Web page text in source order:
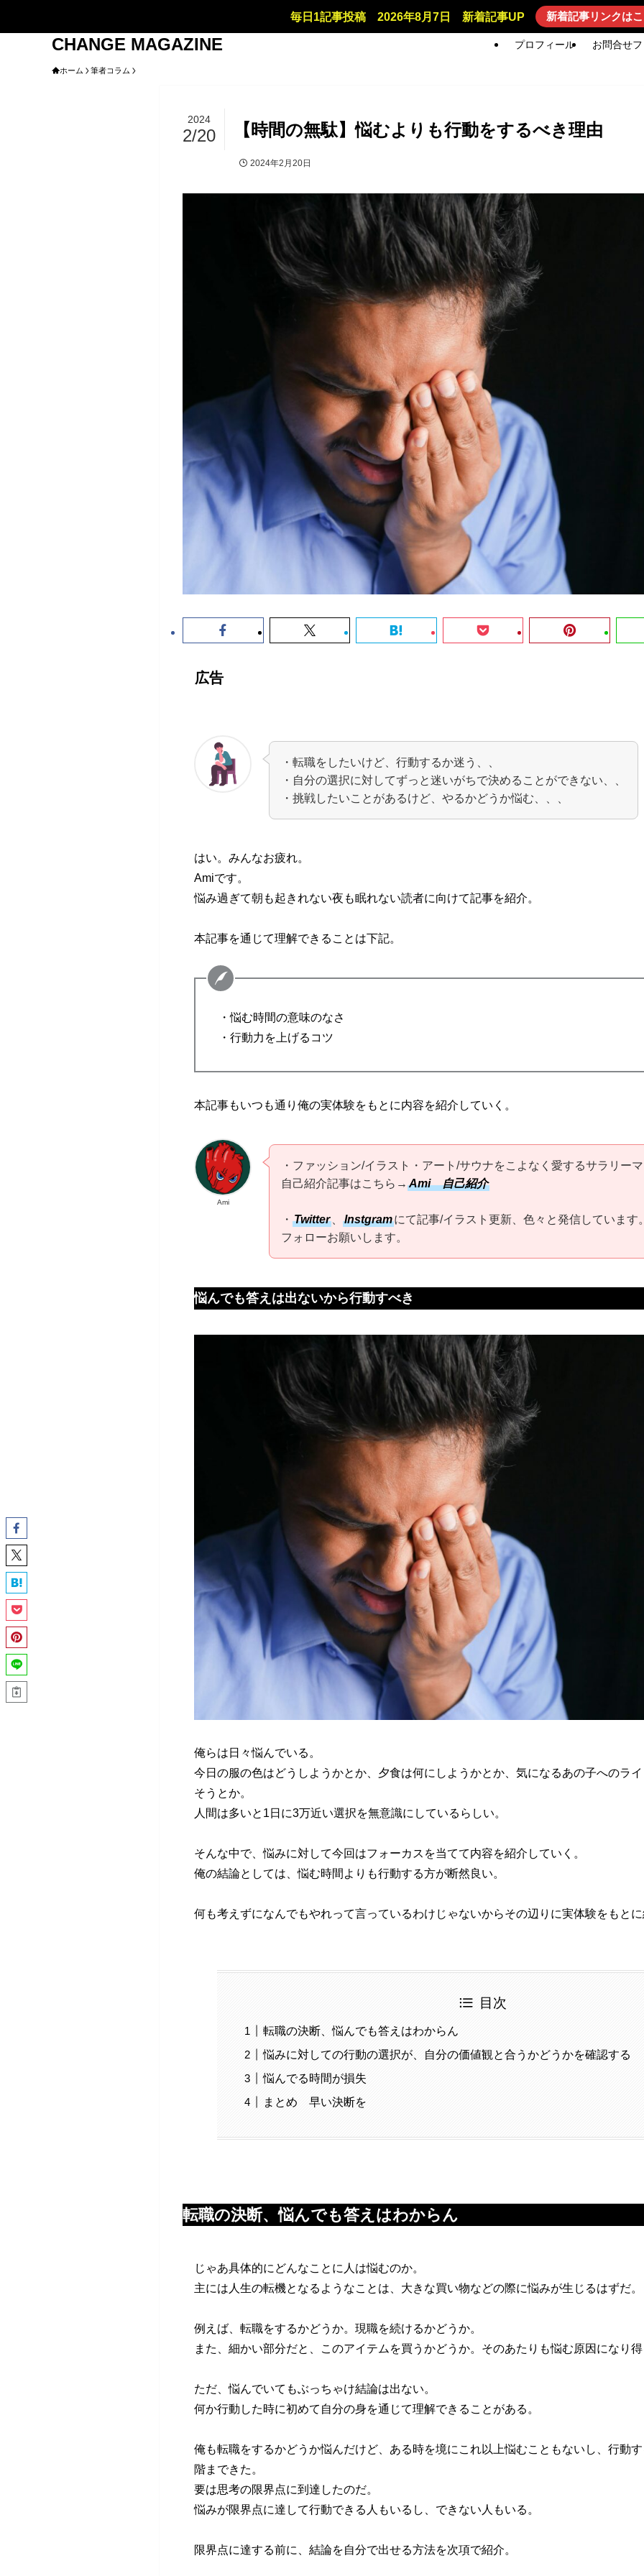
毎日1記事投稿 2026年8月7日 新着記事UP 新着記事リンクは
CHANGE MAGAZINE プロフィール お問合せ
ホーム 筆者コラム
【時間の無駄】悩むよりも行動をするべき理由
2024
2/20
2024年2月20日
広告
・転職をしたいけど、行動するか迷う、、
・自分の選択に対してずっと迷いがちで決めることができない、、
・挑戦したいことがあるけど、やるかどうか悩む、、、
はい。みんなお疲れ。
Amiです。
悩み過ぎて朝も起きれない夜も眠れない読者に向けて記事を紹介。
本記事を通じて理解できることは下記。
・悩む時間の意味のなさ
・行動力を上げるコツ
本記事もいつも通り俺の実体験をもとに内容を紹介していく。
Ami
・ファッション/イラスト・アート/サウナをこよなく愛するサラリー
自己紹介記事はこちら→ Ami 自己紹介
・ Twitter Instgramにて記事/イラスト更新、色々と発信しています
フォローお願いします。
悩んでも答えは出ないから行動すべき
俺らは日々悩んでいる。
今日の服の色はどうしようかとか、夕食は何にしようかとか、気になるあの子へのラ
そうとか。
人間は多いと1日に3万近い選択を無意識にしているらしい。
そんな中で、悩みに対して今回はフォーカスを当てて内容を紹介していく。
俺の結論としては、悩む時間よりも行動する方が断然良い。
何も考えずになんでもやれって言っているわけじゃないからその辺りに実体験をもと
目次
転職の決断、悩んでも答えはわからん
悩みに対しての行動の選択が、自分の価値観と合うかどうかを確認する
悩んでる時間が損失
まとめ 早い決断を
転職の決断、悩んでも答えはわからん
じゃあ具体的にどんなことに人は悩むのか。
主には人生の転機となるようなことは、大きな買い物などの際に悩みが生じるはずだ。
例えば、転職をするかどうか。現職を続けるかどうか。
また、細かい部分だと、このアイテムを買うかどうか。そのあたりも悩む原因になり
ただ、悩んでいてもぶっちゃけ結論は出ない。
何か行動した時に初めて自分の身を通じて理解できることがある。
俺も転職をするかどうか悩んだけど、ある時を境にこれ以上悩むこともないし、行動
階まできた。
要は思考の限界点に到達したのだ。
悩みが限界点に達して行動できる人もいるし、できない人もいる。
限界点に達する前に、結論を自分で出せる方法を次項で紹介。